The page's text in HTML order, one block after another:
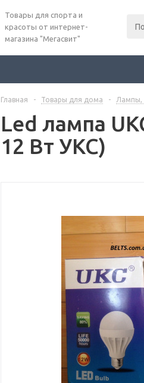
Товары для спорта и
красоты от интернет-
магазина "Мегасвит"
Главная - Товары для дома - Лампы,
Led лампа
12 Вт УКС)